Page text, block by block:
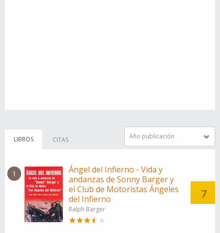
LIBROS CITAS Año publicación
1
Ángel del Infierno - Vida y
andanzas de Sonny Barger y
el Club de Motoristas Ángeles
del Infierno
Ralph Barger
7